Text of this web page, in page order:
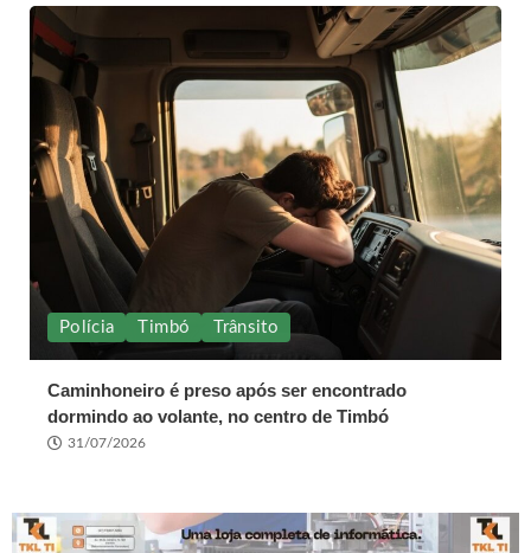
Polícia Timbó Trânsito
Caminhoneiro é preso após ser encontrado
dormindo ao volante, no centro de Timbó
31/07/2026